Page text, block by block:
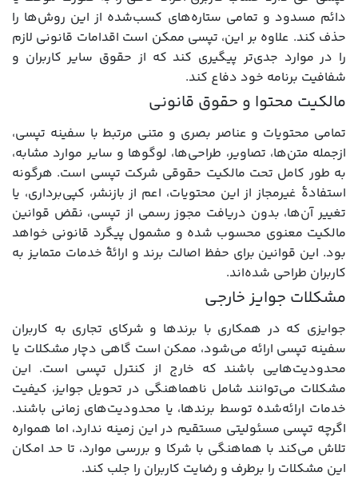
دائم مسدود و تمامی ستاره‌های کسب‌شده از این روش‌ها را
حذف کند. علاوه بر این، تپسی ممکن است اقدامات قانونی لازم
را در موارد جدی‌تر پیگیری کند که از حقوق سایر کاربران و
شفافیت برنامه خود دفاع کند.
مالکیت محتوا و حقوق قانونی
تمامی محتویات و عناصر بصری و متنی مرتبط با سفینه تپسی،
ازجمله متن‌ها، تصاویر، طراحی‌ها، لوگوها و سایر موارد مشابه،
به طور کامل تحت مالکیت حقوقی شرکت تپسی است. هرگونه
استفادۀ غیرمجاز از این محتویات، اعم از بازنشر، کپی‌برداری، یا
تغییر آن‌ها، بدون دریافت مجوز رسمی از تپسی، نقض قوانین
مالکیت معنوی محسوب شده و مشمول پیگرد قانونی خواهد
بود. این قوانین برای حفظ اصالت برند و ارائۀ خدمات متمایز به
کاربران طراحی شده‌اند.
مشکلات جوایز خارجی
جوایزی که در همکاری با برندها و شرکای تجاری به کاربران
سفینه تپسی ارائه می‌شود، ممکن است گاهی دچار مشکلات یا
محدودیت‌هایی باشند که خارج از کنترل تپسی است. این
مشکلات می‌توانند شامل ناهماهنگی در تحویل جوایز، کیفیت
خدمات ارائه‌شده توسط برندها، یا محدودیت‌های زمانی باشند.
اگرچه تپسی مسئولیتی مستقیم در این زمینه ندارد، اما همواره
تلاش می‌کند با هماهنگی با شرکا و بررسی موارد، تا حد امکان
این مشکلات را برطرف و رضایت کاربران را جلب کند.